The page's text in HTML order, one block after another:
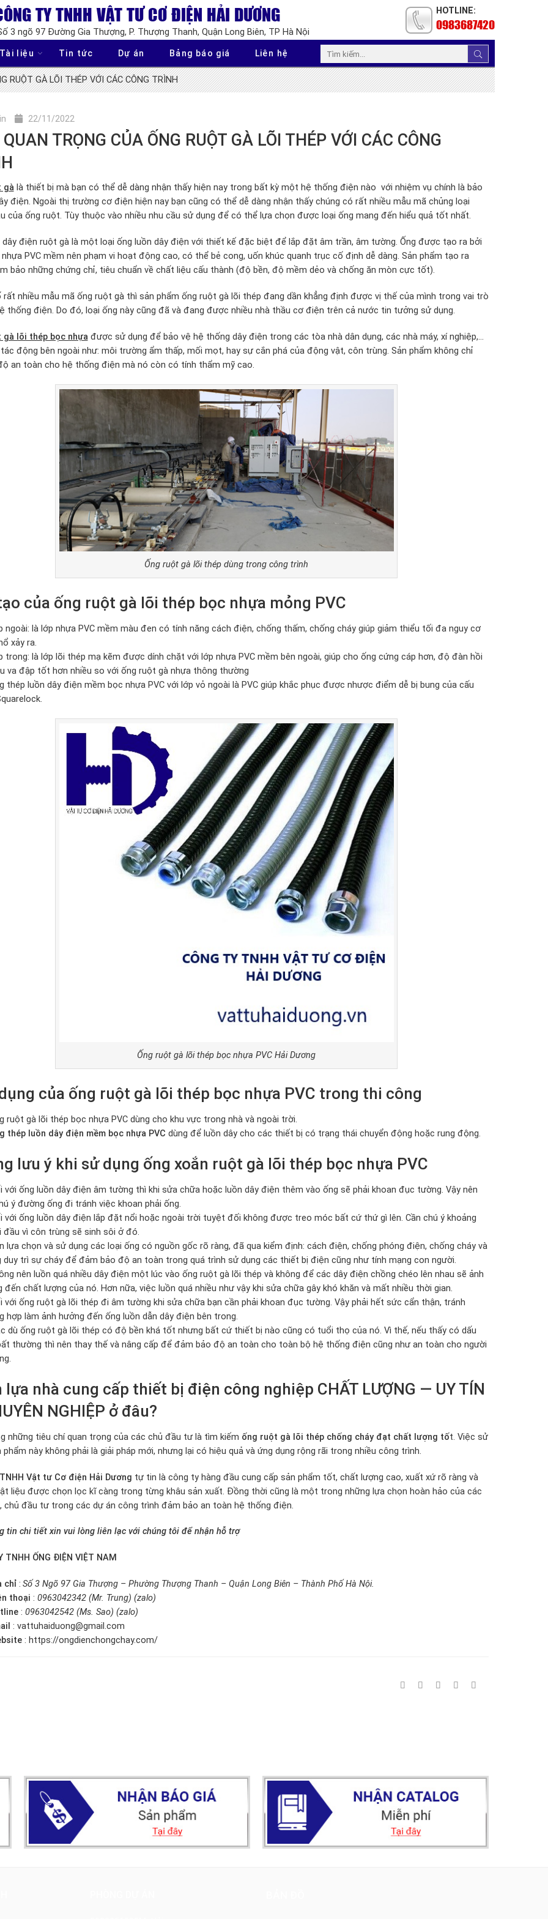
TY TNHH VẬT TƯ CƠ ĐIỆN HẢI DƯƠNG
3 ngõ 97 Đường Gia Thượng, P. Thượng Thanh, Quận Long Biên, TP Hà Nội
HOTLINE:
0983687420
liệu Tin tức Dự án Bảng báo giá Liên hệ
RUỘT GÀ LÕI THÉP VỚI CÁC CÔNG TRÌNH
22/11/2022
TRỌNG CỦA ỐNG RUỘT GÀ LÕI THÉP VỚI CÁC CÔNG
gàlà thiết bị mà bạn có thể dễ dàng nhận thấy hiện nay trong bất kỳ một hệ thống điện nào với nhiệm vụ chính là bảo
điện. Ngoài thị trường cơ điện hiện nay bạn cũng có thể dễ dàng nhận thấy chúng có rất nhiều mẫu mã chủng loại
của ống ruột. Tùy thuộc vào nhiều nhu cầu sử dụng để có thể lựa chọn được loại ống mang đến hiểu quả tốt nhất.
dây điện ruột gà là một loại ống luồn dây điện với thiết kế đặc biệt để lắp đặt âm trần, âm tường. Ống được tạo ra bởi
PVC mềm nên phạm vi hoạt động cao, có thể bẻ cong, uốn khúc quanh trục cố định dễ dàng. Sản phẩm tạo ra
bảo những chứng chỉ, tiêu chuẩn về chất liệu cấu thành (độ bền, độ mềm dẻo và chống ăn mòn cực tốt).
rất nhiều mẫu mã ống ruột gà thì sản phẩm ống ruột gà lõi thép đang dần khẳng định được vị thế của mình trong vai trò
thống điện. Do đó, loại ống này cũng đã và đang được nhiều nhà thầu cơ điện trên cả nước tin tưởng sử dụng.
gà lõi thép bọc nhựađược sử dụng để bảo vệ hệ thống dây điện trong các tòa nhà dân dụng, các nhà máy, xí nghiệp,…
động bên ngoài như: môi trường ẩm thấp, mối mọt, hay sự cắn phá của động vật, côn trùng. Sản phẩm không chỉ
an toàn cho hệ thống điện mà nó còn có tính thẩm mỹ cao.
Ống ruột gà lõi thép dùng trong công trình
của ống ruột gà lõi thép bọc nhựa mỏng PVC
ngoài: là lớp nhựa PVC mềm màu đen có tính năng cách điện, chống thấm, chống cháy giúp giảm thiểu tối đa nguy cơ
xảy ra.
trong: là lớp lõi thép mạ kẽm được dính chặt với lớp nhựa PVC mềm bên ngoài, giúp cho ống cứng cáp hơn, độ đàn hồi
va đập tốt hơn nhiều so với ống ruột gà nhựa thông thường
thép luồn dây điện mềm bọc nhựa PVC với lớp vỏ ngoài là PVC giúp khắc phục được nhược điểm dễ bị bung của cấu
Ống ruột gà lõi thép bọc nhựa PVC Hải Dương
của ống ruột gà lõi thép bọc nhựa PVC trong thi công
ruột gà lõi thép bọc nhựa PVC dùng cho khu vực trong nhà và ngoài trời.
thép luồn dây điện mềm bọc nhựa PVC dùng để luồn dây cho các thiết bị có trạng thái chuyển động hoặc rung động.
lưu ý khi sử dụng ống xoắn ruột gà lõi thép bọc nhựa PVC
với ống luồn dây điện âm tường thì khi sửa chữa hoặc luồn dây điện thêm vào ống sẽ phải khoan đục tường. Vậy nên
ý đường ống đi tránh việc khoan phải ống.
với ống luồn dây điện lắp đặt nổi hoặc ngoài trời tuyệt đối không được treo móc bất cứ thứ gì lên. Cần chú ý khoảng
đầu vì côn trùng sẽ sinh sôi ở đó.
lựa chọn và sử dụng các loại ống có nguồn gốc rõ ràng, đã qua kiểm định: cách điện, chống phóng điện, chống cháy và
duy trì sự cháy để đảm bảo độ an toàn trong quá trình sử dụng các thiết bị điện cũng như tính mạng con người.
nên luồn quá nhiều dây điện một lúc vào ống ruột gà lõi thép và không để các dây điện chồng chéo lên nhau sẽ ảnh
đến chất lượng của nó. Hơn nữa, việc luồn quá nhiều như vậy khi sửa chữa gây khó khăn và mất nhiều thời gian.
với ống ruột gà lõi thép đi âm tường khi sửa chữa bạn cần phải khoan đục tường. Vậy phải hết sức cẩn thận, tránh
hợp làm ảnh hưởng đến ống luồn dẫn dây điện bên trong.
dù ống ruột gà lõi thép có độ bền khá tốt nhưng bất cứ thiết bị nào cũng có tuổi thọ của nó. Vì thế, nếu thấy có dấu
thường thì nên thay thế và nâng cấp để đảm bảo độ an toàn cho toàn bộ hệ thống điện cũng như an toàn cho người
lựa nhà cung cấp thiết bị điện công nghiệp CHẤT LƯỢNG — UY TÍN
NGHIỆP ở đâu?
những tiêu chí quan trọng của các chủ đầu tư là tìm kiếm ống ruột gà lõi thép chống cháy đạt chất lượng tốt. Việc sử
phẩm này không phải là giải pháp mới, nhưng lại có hiệu quả và ứng dụng rộng rãi trong nhiều công trình.
Vật tư Cơ điện Hải Dương tự tin là công ty hàng đầu cung cấp sản phẩm tốt, chất lượng cao, xuất xứ rõ ràng và
liệu được chọn lọc kĩ càng trong từng khâu sản xuất. Đồng thời cũng là một trong những lựa chọn hoàn hảo của các
chủ đầu tư trong các dự án công trình đảm bảo an toàn hệ thống điện.
tin chi tiết xin vui lòng liên lạc với chúng tôi để nhận hỗ trợ
TNHH ỐNG ĐIỆN VIỆT NAM
chỉ : Số 3 Ngõ 97 Gia Thượng – Phường Thượng Thanh – Quận Long Biên – Thành Phố Hà Nội.
thoại : 0963042342 (Mr. Trung) (zalo)
: 0963042542 (Ms. Sao) (zalo)
: vattuhaiduong@gmail.com
: https://ongdienchongchay.com/